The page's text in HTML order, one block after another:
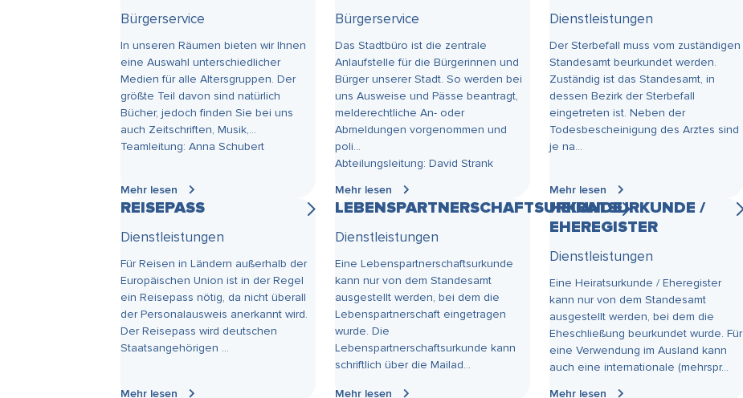
Bürgerservice
In unseren Räumen bieten wir Ihnen
eine Auswahl unterschiedlicher
Medien für alle Altersgruppen. Der
größte Teil davon sind natürlich
Bücher, jedoch finden Sie bei uns
auch Zeitschriften, Musik,...
Teamleitung: Anna Schubert
Mehr lesen
Bürgerservice
Das Stadtbüro ist die zentrale
Anlaufstelle für die Bürgerinnen und
Bürger unserer Stadt. So werden bei
uns Ausweise und Pässe beantragt,
melderechtliche An- oder
Abmeldungen vorgenommen und
poli...
Abteilungsleitung: David Strank
Mehr lesen
Dienstleistungen
Der Sterbefall muss vom zuständigen
Standesamt beurkundet werden.
Zuständig ist das Standesamt, in
dessen Bezirk der Sterbefall
eingetreten ist. Neben der
Todesbescheinigung des Arztes sind
je na...
Mehr lesen
REISEPASS
Dienstleistungen
Für Reisen in Ländern außerhalb der
Europäischen Union ist in der Regel
ein Reisepass nötig, da nicht überall
der Personalausweis anerkannt wird.
Der Reisepass wird deutschen
Staatsangehörigen ...
Mehr lesen
LEBENSPARTNERSCHAFTSURKUNDE
Dienstleistungen
Eine Lebenspartnerschaftsurkunde
kann nur von dem Standesamt
ausgestellt werden, bei dem die
Lebenspartnerschaft eingetragen
wurde. Die
Lebenspartnerschaftsurkunde kann
schriftlich über die Mailad...
Mehr lesen
HEIRATSURKUNDE /
EHEREGISTER
Dienstleistungen
Eine Heiratsurkunde / Eheregister
kann nur von dem Standesamt
ausgestellt werden, bei dem die
Eheschließung beurkundet wurde. Für
eine Verwendung im Ausland kann
auch eine internationale (mehrspr...
Mehr lesen